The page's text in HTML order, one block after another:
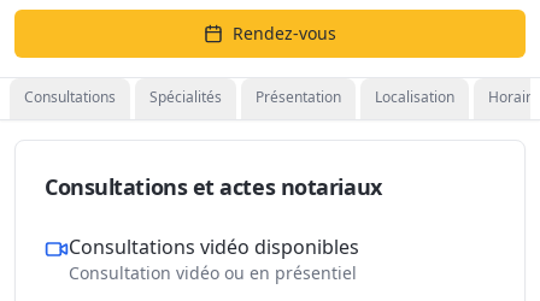
Rendez-vous
Consultations Spécialités Présentation Localisation
Consultations et actes notariaux
Consultations vidéo disponibles
Consultation vidéo ou en présentiel